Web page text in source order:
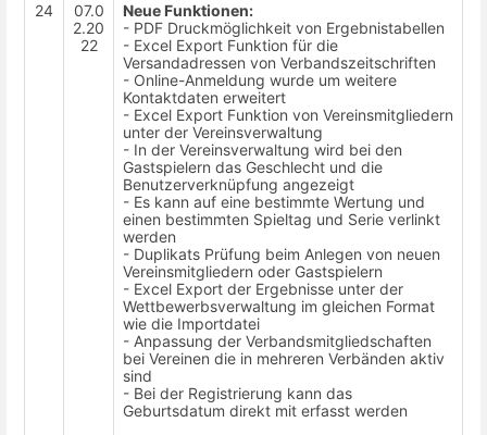
24
07.0
2.20
22
Neue Funktionen:
- PDF Druckmöglichkeit von Ergebnistabellen
- Excel Export Funktion für die
Versandadressen von Verbandszeitschriften
- Online-Anmeldung wurde um weitere
Kontaktdaten erweitert
- Excel Export Funktion von Vereinsmitgliedern
unter der Vereinsverwaltung
- In der Vereinsverwaltung wird bei den
Gastspielern das Geschlecht und die
Benutzerverknüpfung angezeigt
- Es kann auf eine bestimmte Wertung und
einen bestimmten Spieltag und Serie verlinkt
werden
- Duplikats Prüfung beim Anlegen von neuen
Vereinsmitgliedern oder Gastspielern
- Excel Export der Ergebnisse unter der
Wettbewerbsverwaltung im gleichen Format
wie die Importdatei
- Anpassung der Verbandsmitgliedschaften
bei Vereinen die in mehreren Verbänden aktiv
sind
- Bei der Registrierung kann das
Geburtsdatum direkt mit erfasst werden